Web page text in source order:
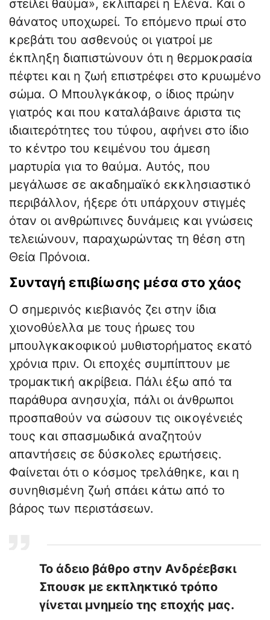
στείλει θαύμα», εκλιπαρεί η Ελένα. Και ο
θάνατος υποχωρεί. Το επόμενο πρωί στο
κρεβάτι του ασθενούς οι γιατροί με
έκπληξη διαπιστώνουν ότι η θερμοκρασία
πέφτει και η ζωή επιστρέφει στο κρυωμένο
σώμα. Ο Μπουλγκάκοφ, ο ίδιος πρώην
γιατρός και που καταλάβαινε άριστα τις
ιδιαιτερότητες του τύφου, αφήνει στο ίδιο
το κέντρο του κειμένου του άμεση
μαρτυρία για το θαύμα. Αυτός, που
μεγάλωσε σε ακαδημαϊκό εκκλησιαστικό
περιβάλλον, ήξερε ότι υπάρχουν στιγμές
όταν οι ανθρώπινες δυνάμεις και γνώσεις
τελειώνουν, παραχωρώντας τη θέση στη
Θεία Πρόνοια.
​Συνταγή επιβίωσης μέσα στο χάος
​Ο σημερινός κιεβιανός ζει στην ίδια
χιονοθύελλα με τους ήρωες του
μπουλγκακοφικού μυθιστορήματος εκατό
χρόνια πριν. Οι εποχές συμπίπτουν με
τρομακτική ακρίβεια. Πάλι έξω από τα
παράθυρα ανησυχία, πάλι οι άνθρωποι
προσπαθούν να σώσουν τις οικογένειές
τους και σπασμωδικά αναζητούν
απαντήσεις σε δύσκολες ερωτήσεις.
Φαίνεται ότι ο κόσμος τρελάθηκε, και η
συνηθισμένη ζωή σπάει κάτω από το
βάρος των περιστάσεων.
​Το άδειο βάθρο στην Ανδρέεβσκι
Σπουσκ με εκπληκτικό τρόπο
γίνεται μνημείο της εποχής μας.